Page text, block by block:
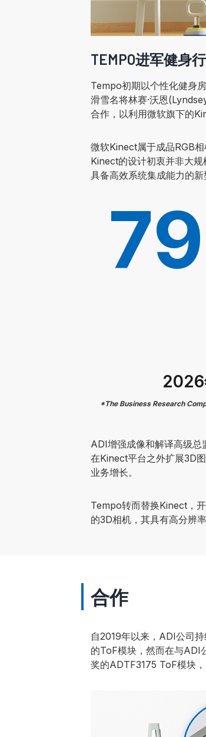
TEMPO进军健身
Tempo初期以个性化健身
滑雪名将林赛·沃恩
合作，以利用微软旗下的
微软Kinect属于成品RGB
Kinect的设计初衷并非大
具备高效系统集成能力的新
2026
*The Business Research
ADI增强成像和解译高级
在Kinect平台之外扩展3D
业务增长。
Tempo转而替换Kinect，
的3D相机，其具有高分辨
合作
自2019年以来，ADI公司
的ToF模块，然而在与ADI
奖的ADTF3175 ToF模块